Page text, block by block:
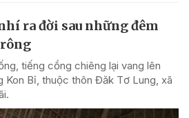
ra đời sau những đêm
tiếng cồng chiêng lại vang lên
Kon Bỉ, thuộc thôn Đăk Tơ Lung, xã